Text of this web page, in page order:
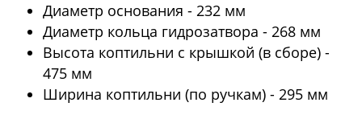
Диаметр основания - 232 мм
Диаметр кольца гидрозатвора - 268 мм
Высота коптильни с крышкой (в сборе) -
475 мм
Ширина коптильни (по ручкам) - 295 мм